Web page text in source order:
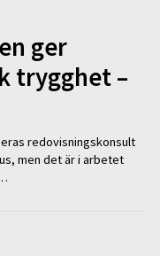
ger
trygghet –
redovisningskonsult
men det är i arbetet